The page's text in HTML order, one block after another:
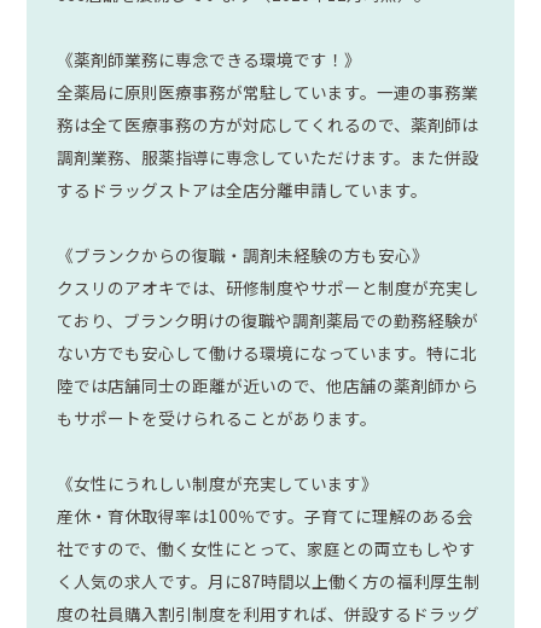
《薬剤師業務に専念できる環境です！》
全薬局に原則医療事務が常駐しています。一連の事務業
務は全て医療事務の方が対応してくれるので、薬剤師は
調剤業務、服薬指導に専念していただけます。また併設
するドラッグストアは全店分離申請しています。
《ブランクからの復職・調剤未経験の方も安心》
クスリのアオキでは、研修制度やサポーと制度が充実し
ており、ブランク明けの復職や調剤薬局での勤務経験が
ない方でも安心して働ける環境になっています。特に北
陸では店舗同士の距離が近いので、他店舗の薬剤師から
もサポートを受けられることがあります。
《女性にうれしい制度が充実しています》
産休・育休取得率は100％です。子育てに理解のある会
社ですので、働く女性にとって、家庭との両立もしやす
く人気の求人です。月に87時間以上働く方の福利厚生制
度の社員購入割引制度を利用すれば、併設するドラッグ